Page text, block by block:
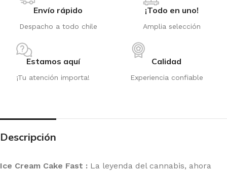
Envío rápido
Despacho a todo chile
¡Todo en uno!
Amplia selección
Estamos aquí
¡Tu atención importa!
Calidad
Experiencia confiable
Descripción
Ice Cream Cake Fast : La leyenda del cannabis, ahora